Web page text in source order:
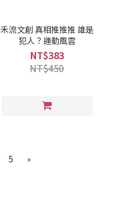
禾流文創 真相推推推 誰是
犯人？運動風雲
NT$383
NT$450
5 »